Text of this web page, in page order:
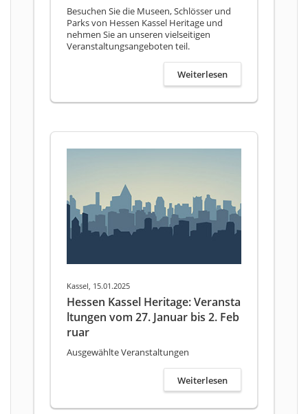
Besuchen Sie die Museen, Schlösser und
Parks von Hessen Kassel Heritage und
nehmen Sie an unseren vielseitigen
Veranstaltungsangeboten teil.
Weiterlesen
Kassel, 15.01.2025
Hessen Kassel Heritage: Veransta
ltungen vom 27. Januar bis 2. Feb
ruar
Ausgewählte Veranstaltungen
Weiterlesen